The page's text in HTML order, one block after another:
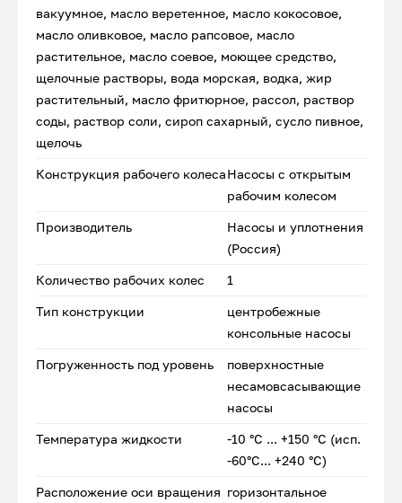
вакуумное, масло веретенное, масло кокосовое,
масло оливковое, масло рапсовое, масло
растительное, масло соевое, моющее средство,
щелочные растворы, вода морская, водка, жир
растительный, масло фритюрное, рассол, раствор
соды, раствор соли, сироп сахарный, сусло пивное,
щелочь
Конструкция рабочего колесаНасосы с открытым
рабочим колесом
Производитель
Насосы и уплотнения
(Россия)
Количество рабочих колес 1
Тип конструкции
центробежные
консольные насосы
Погруженность под уровень
поверхностные
несамовсасывающие
насосы
Температура жидкости
-10 °С ... +150 °С (исп.
-60°С... +240 °С)
Расположение оси вращения горизонтальное